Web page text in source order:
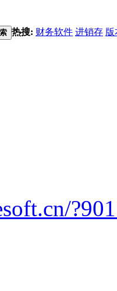
热搜: 财务软件 进销存 版